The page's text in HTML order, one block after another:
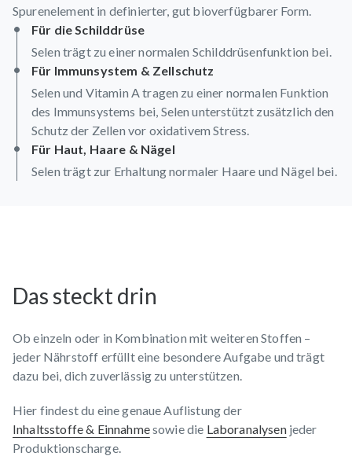
Spurenelement in definierter, gut bioverfügbarer Form.
Für die Schilddrüse
Selen trägt zu einer normalen Schilddrüsenfunktion bei.
Für Immunsystem & Zellschutz
Selen und Vitamin A tragen zu einer normalen Funktion
des Immunsystems bei, Selen unterstützt zusätzlich den
Schutz der Zellen vor oxidativem Stress.
Für Haut, Haare & Nägel
Selen trägt zur Erhaltung normaler Haare und Nägel bei.
Das steckt drin
Ob einzeln oder in Kombination mit weiteren Stoffen –
jeder Nährstoff erfüllt eine besondere Aufgabe und trägt
dazu bei, dich zuverlässig zu unterstützen.
Hier findest du eine genaue Auflistung der
Inhaltsstoffe & Einnahmesowie die Laboranalysenjeder
Produktionscharge.